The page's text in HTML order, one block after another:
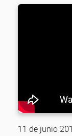
11 de junio